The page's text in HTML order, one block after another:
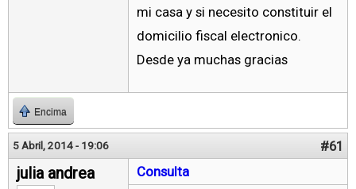
mi casa y si necesito constituir el
domicilio fiscal electronico.
Desde ya muchas gracias
Encima
5 Abril, 2014 - 19:06 #61
julia andrea
Consulta